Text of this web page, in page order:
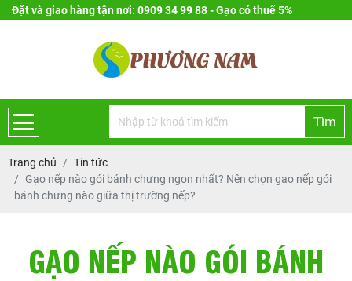
Đặt và giao hàng tận nơi: 0909 34 99 88 - Gạo có thuế 5%
Tìm
Trang chủ
Tin tức
Gạo nếp nào gói bánh chưng ngon nhất? Nên chọn gạo nếp gói
bánh chưng nào giữa thị trường nếp?
GẠO NẾP NÀO GÓI BÁNH